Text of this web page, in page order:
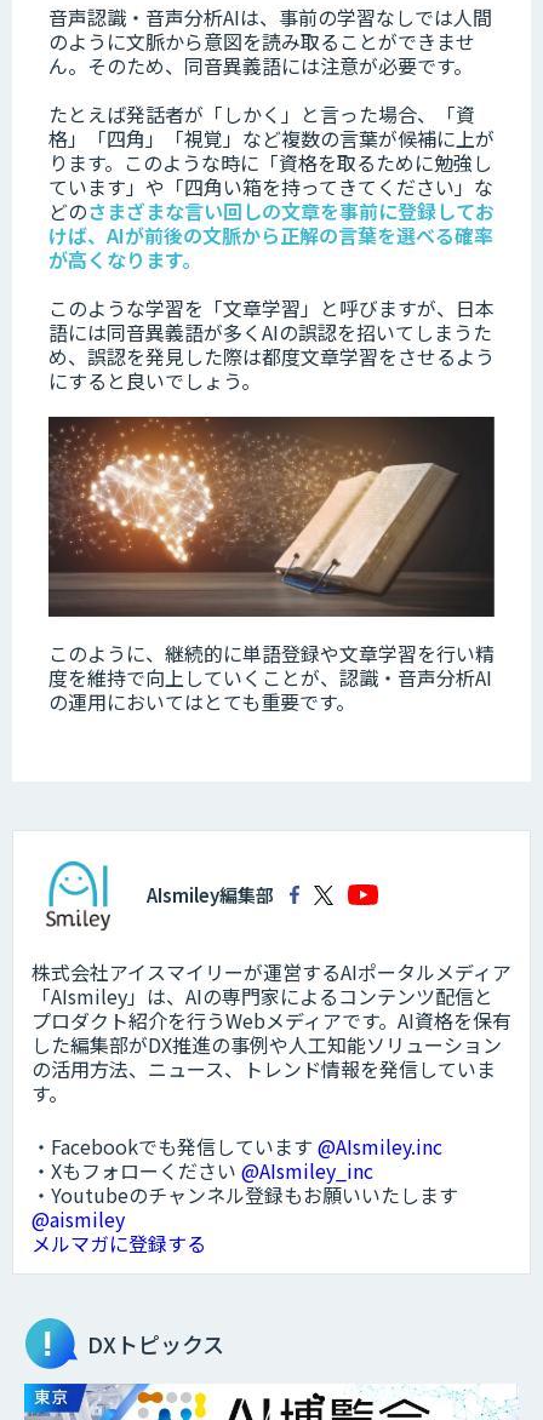
音声認識・音声分析AIは、事前の学習なしでは人間
のように文脈から意図を読み取ることができませ
ん。そのため、同音異義語には注意が必要です。
たとえば発話者が「しかく」と言った場合、「資
格」「四角」「視覚」など複数の言葉が候補に上が
ります。このような時に「資格を取るために勉強し
ています」や「四角い箱を持ってきてください」な
どのさまざまな言い回しの文章を事前に登録してお
けば、AIが前後の文脈から正解の言葉を選べる確率
が高くなります。
このような学習を「文章学習」と呼びますが、日本
語には同音異義語が多くAIの誤認を招いてしまうた
め、誤認を発見した際は都度文章学習をさせるよう
にすると良いでしょう。
このように、継続的に単語登録や文章学習を行い精
度を維持で向上していくことが、認識・音声分析AI
の運用においてはとても重要です。
AIsmiley編集部
株式会社アイスマイリーが運営するAIポータルメディア
「AIsmiley」は、AIの専門家によるコンテンツ配信と
プロダクト紹介を行うWebメディアです。AI資格を保有
した編集部がDX推進の事例や人工知能ソリューション
の活用方法、ニュース、トレンド情報を発信していま
す。
・Facebookでも発信しています @AIsmiley.inc
・Xもフォローください @AIsmiley_inc
・Youtubeのチャンネル登録もお願いいたします
@aismiley
メルマガに登録する
DXトピックス